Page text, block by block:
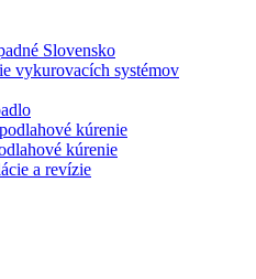
Slovensko
vykurovacích systémov
kúrenie
kúrenie
a revízie